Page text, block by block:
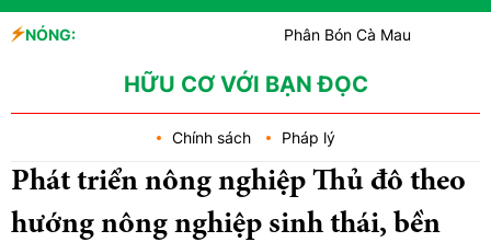
NÓNG:
Phân Bón Cà Mau đồng hành với
Mùa xanh trên cánh đồng Mường
HỮU CƠ VỚI BẠN ĐỌC
Chính sách Pháp lý
Phát triển nông nghiệp Thủ đô theo
hướng nông nghiệp sinh thái, bền